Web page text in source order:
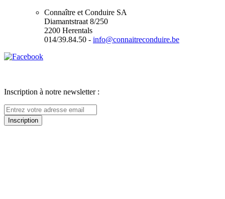
Connaître et Conduire SA
Diamantstraat 8/250
2200 Herentals
014/39.84.50 - info@connaitreconduire.be
Inscription à notre newsletter :
Inscription